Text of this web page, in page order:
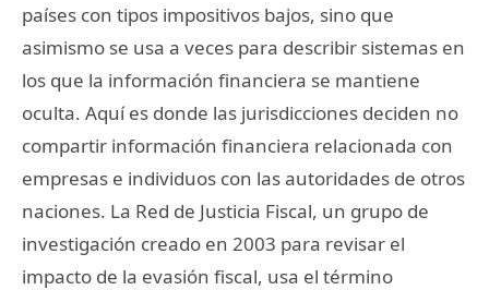
países con tipos impositivos bajos, sino que
asimismo se usa a veces para describir sistemas en
los que la información financiera se mantiene
oculta. Aquí es donde las jurisdicciones deciden no
compartir información financiera relacionada con
empresas e individuos con las autoridades de otros
naciones. La Red de Justicia Fiscal, un grupo de
investigación creado en 2003 para revisar el
impacto de la evasión fiscal, usa el término